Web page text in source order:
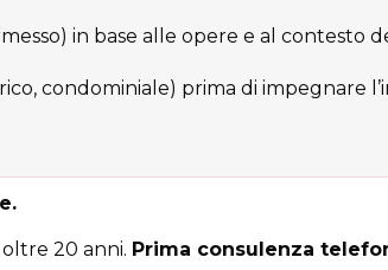
in base alle opere e al contesto
condominiale) prima di impegnare
20 anni. Prima consulenza